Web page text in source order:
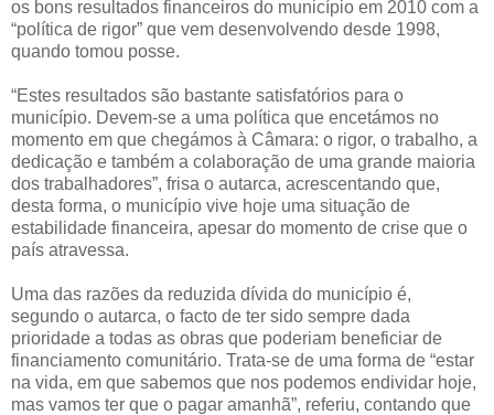
os bons resultados financeiros do município em 2010 com a
“política de rigor” que vem desenvolvendo desde 1998,
quando tomou posse.
“Estes resultados são bastante satisfatórios para o
município. Devem-se a uma política que encetámos no
momento em que chegámos à Câmara: o rigor, o trabalho, a
dedicação e também a colaboração de uma grande maioria
dos trabalhadores”, frisa o autarca, acrescentando que,
desta forma, o município vive hoje uma situação de
estabilidade financeira, apesar do momento de crise que o
país atravessa.
Uma das razões da reduzida dívida do município é,
segundo o autarca, o facto de ter sido sempre dada
prioridade a todas as obras que poderiam beneficiar de
financiamento comunitário. Trata-se de uma forma de “estar
na vida, em que sabemos que nos podemos endividar hoje,
mas vamos ter que o pagar amanhã”, referiu, contando que